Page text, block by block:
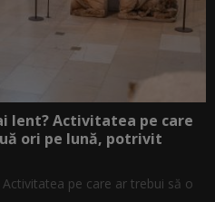
lent? Activitatea pe care
ori pe lună, potrivit
pe care ar trebui să o